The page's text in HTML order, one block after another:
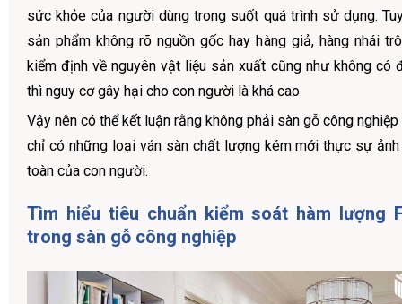
sức khỏe của người dùng trong suốt quá trình sử dụng.
sản phẩm không rõ nguồn gốc hay hàng giả, hàng nhái
kiểm định về nguyên vật liệu sản xuất cũng như không có
thì nguy cơ gây hại cho con người là khá cao.
Vậy nên có thể kết luận rằng không phải sàn gỗ công
chỉ có những loại ván sàn chất lượng kém mới thực sự
toàn của con người.
Tìm hiểu tiêu chuẩn kiểm soát hàm lượng
trong sàn gỗ công nghiệp